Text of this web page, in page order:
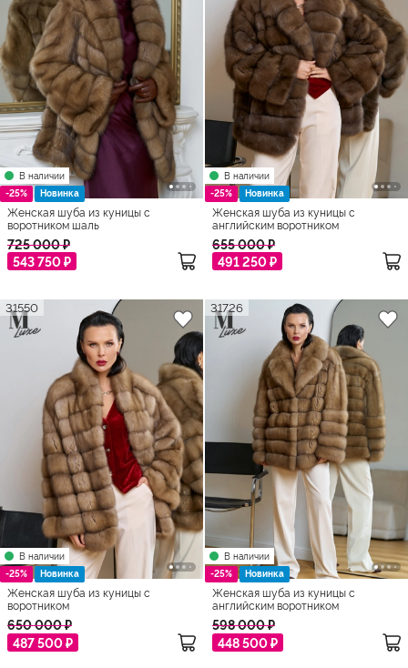
В наличии
-25%
Новинка
Женская шуба из куницы с
воротником шаль
725 000 ₽
543 750 ₽
В наличии
-25%
Новинка
Женская шуба из куницы с
английским воротником
655 000 ₽
491 250 ₽
В наличии
-25%
Новинка
31550
Женская шуба из куницы с
воротником
650 000 ₽
487 500 ₽
В наличии
-25%
Новинка
31726
Женская шуба из куницы с
английским воротником
598 000 ₽
448 500 ₽